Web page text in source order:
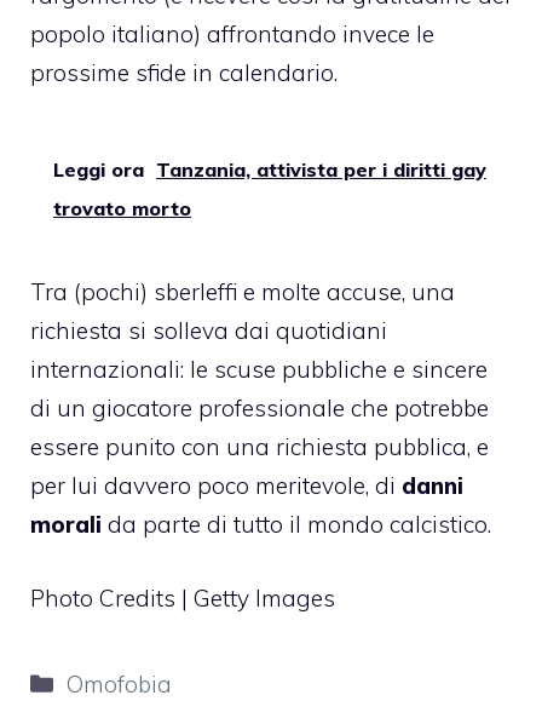
popolo italiano) affrontando invece le
prossime sfide in calendario.
Leggi ora Tanzania, attivista per i diritti gay
trovato morto
Tra (pochi) sberleffi e molte accuse, una
richiesta si solleva dai quotidiani
internazionali: le scuse pubbliche e sincere
di un giocatore professionale che potrebbe
essere punito con una richiesta pubblica, e
per lui davvero poco meritevole, di danni
morali da parte di tutto il mondo calcistico.
Photo Credits | Getty Images
Categorie
Omofobia